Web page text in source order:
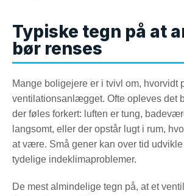
Typiske tegn på at
bør renses
Mange boligejere er i tvivl om, hvorvidt
ventilationsanlægget. Ofte opleves det
der føles forkert: luften er tung,
langsomt, eller der opstår lugt i rum,
at være. Små gener kan over tid
tydelige indeklimaproblemer.
De mest almindelige tegn på, at et